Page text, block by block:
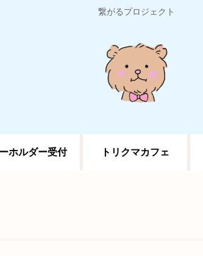
繋がるプロジェクト
ホルダー受付 トリクマカフェ